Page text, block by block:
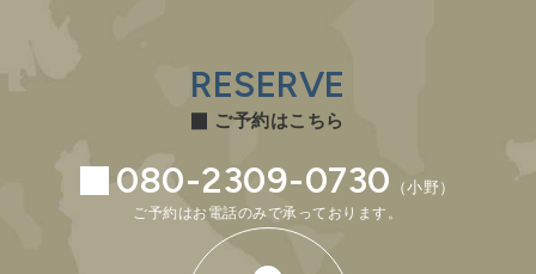
RESERVE
ご予約はこちら
080-2309-0730 （小野）
ご予約はお電話のみで承っております。